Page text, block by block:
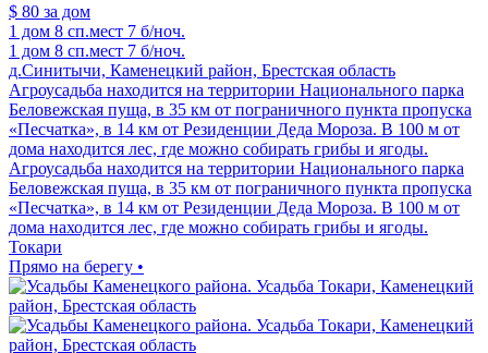
$ 80 за дом
1 дом 8 сп.мест 7 б/ноч.
1 дом 8 сп.мест 7 б/ноч.
д.Синитычи, Каменецкий район, Брестская область
Агроусадьба находится на территории Национального парка
Беловежская пуща, в 35 км от пограничного пункта пропуска
«Песчатка», в 14 км от Резиденции Деда Мороза. В 100 м от
дома находится лес, где можно собирать грибы и ягоды.
Агроусадьба находится на территории Национального парка
Беловежская пуща, в 35 км от пограничного пункта пропуска
«Песчатка», в 14 км от Резиденции Деда Мороза. В 100 м от
дома находится лес, где можно собирать грибы и ягоды.
Токари
Прямо на берегу •